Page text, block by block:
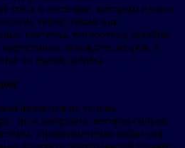
того, в системах, которым нужно
тепла, таким как
системы, теплоотвод Innodisk
охлаждать модуль и
во время работы.
являются не только
но и вибрация, которая сильно
Промышленная вибрация